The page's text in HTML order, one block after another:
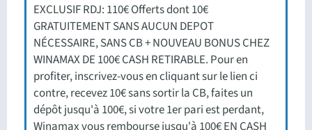
EXCLUSIF RDJ: 110€ Offerts dont 10€
GRATUITEMENT SANS AUCUN DEPOT
NÉCESSAIRE, SANS CB + NOUVEAU BONUS CHEZ
WINAMAX DE 100€ CASH RETIRABLE. Pour en
profiter, inscrivez-vous en cliquant sur le lien ci
contre, recevez 10€ sans sortir la CB, faites un
dépôt jusqu'à 100€, si votre 1er pari est perdant,
Winamax vous rembourse jusqu'à 100€ EN CASH